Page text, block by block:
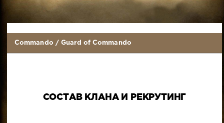
Commando /Guard of Commando
СОСТАВ КЛАНА И РЕКРУТИНГ